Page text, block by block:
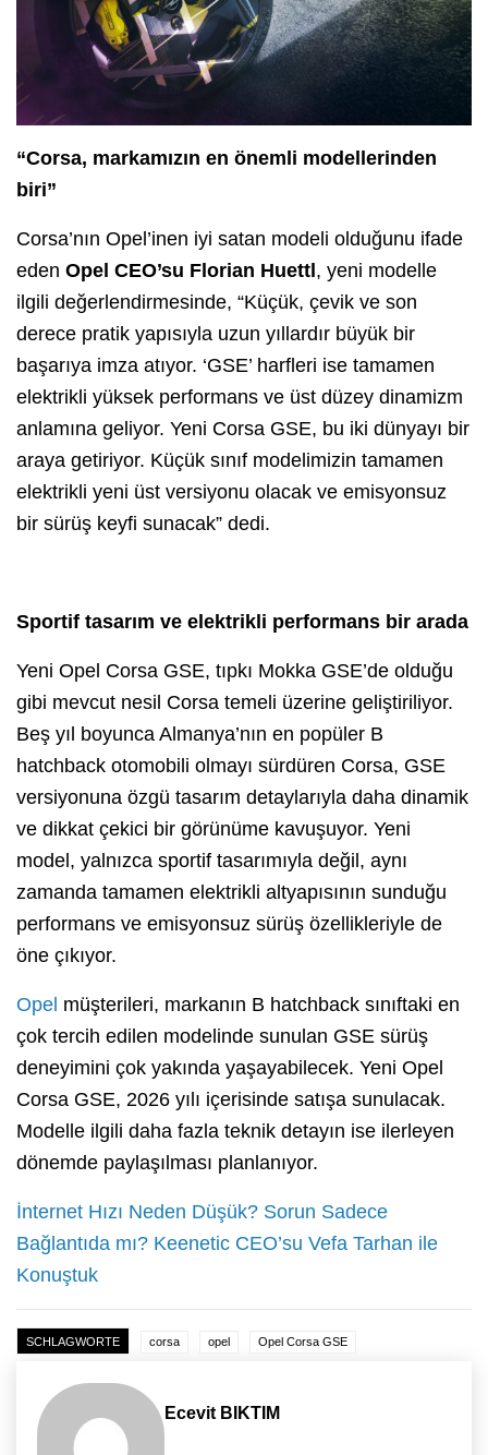
“Corsa, markamızın en önemli modellerinden
biri”
Corsa’nın Opel’inen iyi satan modeli olduğunu ifade
eden Opel CEO’su Florian Huettl , yeni modelle
ilgili değerlendirmesinde, “Küçük, çevik ve son
derece pratik yapısıyla uzun yıllardır büyük bir
başarıya imza atıyor. ‘GSE’ harfleri ise tamamen
elektrikli yüksek performans ve üst düzey dinamizm
anlamına geliyor. Yeni Corsa GSE, bu iki dünyayı bir
araya getiriyor. Küçük sınıf modelimizin tamamen
elektrikli yeni üst versiyonu olacak ve emisyonsuz
bir sürüş keyfi sunacak” dedi.
Sportif tasarım ve elektrikli performans bir arada
Yeni Opel Corsa GSE, tıpkı Mokka GSE’de olduğu
gibi mevcut nesil Corsa temeli üzerine geliştiriliyor.
Beş yıl boyunca Almanya’nın en popüler B
hatchback otomobili olmayı sürdüren Corsa, GSE
versiyonuna özgü tasarım detaylarıyla daha dinamik
ve dikkat çekici bir görünüme kavuşuyor. Yeni
model, yalnızca sportif tasarımıyla değil, aynı
zamanda tamamen elektrikli altyapısının sunduğu
performans ve emisyonsuz sürüş özellikleriyle de
öne çıkıyor.
Opel müşterileri, markanın B hatchback sınıftaki en
çok tercih edilen modelinde sunulan GSE sürüş
deneyimini çok yakında yaşayabilecek. Yeni Opel
Corsa GSE, 2026 yılı içerisinde satışa sunulacak.
Modelle ilgili daha fazla teknik detayın ise ilerleyen
dönemde paylaşılması planlanıyor.
İnternet Hızı Neden Düşük? Sorun Sadece
Bağlantıda mı? Keenetic CEO’su Vefa Tarhan ile
Konuştuk
SCHLAGWORTE corsa opel Opel Corsa GSE
Ecevit BIKTIM